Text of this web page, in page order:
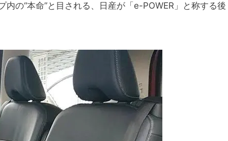
の“本命”と目される、日産が「e-POWER」と称する後